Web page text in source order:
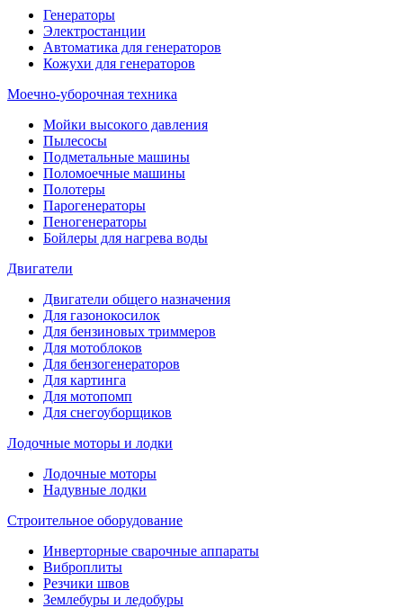
Генераторы
Электростанции
Автоматика для генераторов
Кожухи для генераторов
Моечно-уборочная техника
Мойки высокого давления
Пылесосы
Подметальные машины
Поломоечные машины
Полотеры
Парогенераторы
Пеногенераторы
Бойлеры для нагрева воды
Двигатели
Двигатели общего назначения
Для газонокосилок
Для бензиновых триммеров
Для мотоблоков
Для бензогенераторов
Для картинга
Для мотопомп
Для снегоуборщиков
Лодочные моторы и лодки
Лодочные моторы
Надувные лодки
Строительное оборудование
Инверторные сварочные аппараты
Виброплиты
Резчики швов
Землебуры и ледобуры